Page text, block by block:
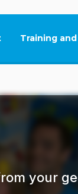
Training
your